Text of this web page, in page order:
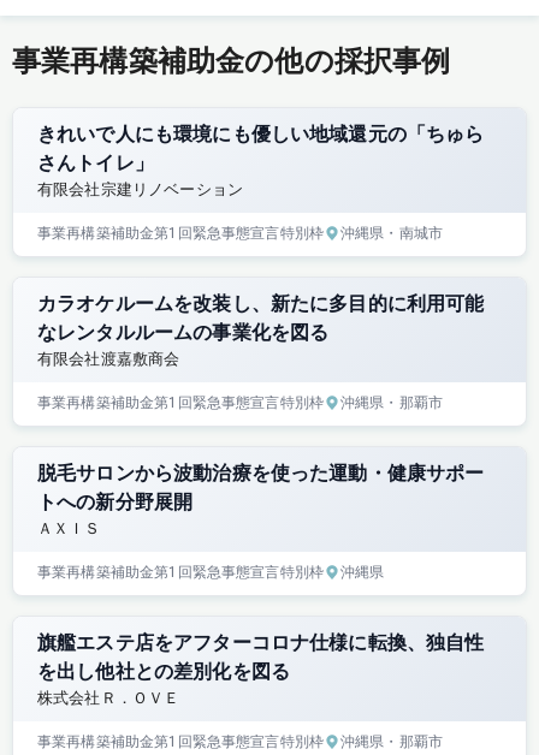
事業再構築補助金の他の採択事例
きれいで人にも環境にも優しい地域還元の「ちゅら
さんトイレ」
有限会社宗建リノベーション
事業再構築補助金第1回緊急事態宣言特別枠 沖縄県 ・南城市
カラオケルームを改装し、新たに多目的に利用可能
なレンタルルームの事業化を図る
有限会社渡嘉敷商会
事業再構築補助金第1回緊急事態宣言特別枠 沖縄県 ・那覇市
脱毛サロンから波動治療を使った運動・健康サポー
トへの新分野展開
ＡＸＩＳ
事業再構築補助金第1回緊急事態宣言特別枠 沖縄県
旗艦エステ店をアフターコロナ仕様に転換、独自性
を出し他社との差別化を図る
株式会社Ｒ．ＯＶＥ
事業再構築補助金第1回緊急事態宣言特別枠 沖縄県 ・那覇市